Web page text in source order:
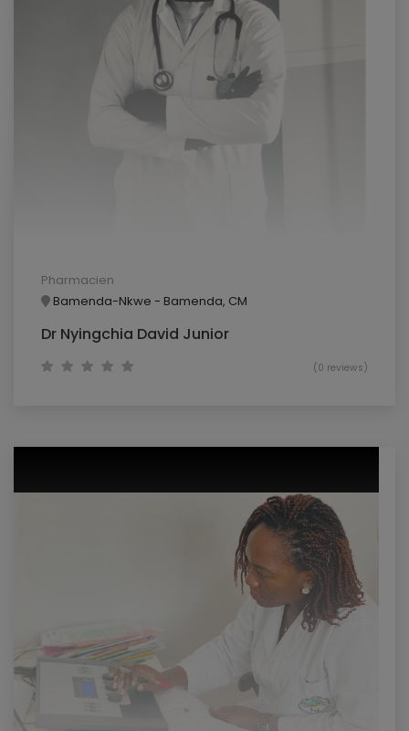
Pharmacien
Bamenda-Nkwe - Bamenda, CM
Dr Nyingchia David Junior
(0 reviews)